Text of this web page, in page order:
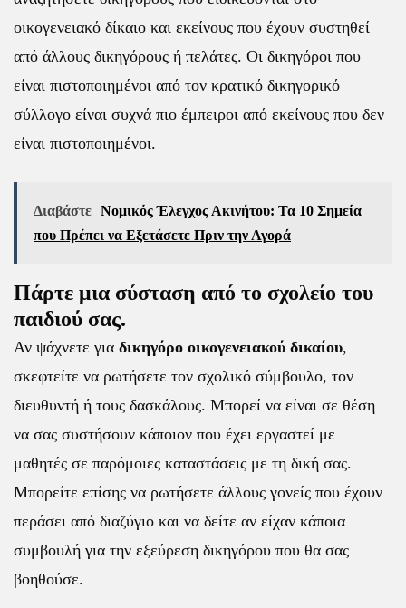
οικογενειακό δίκαιο και εκείνους που έχουν συστηθεί
από άλλους δικηγόρους ή πελάτες. Οι δικηγόροι που
είναι πιστοποιημένοι από τον κρατικό δικηγορικό
σύλλογο είναι συχνά πιο έμπειροι από εκείνους που δεν
είναι πιστοποιημένοι.
Διαβάστε Νομικός Έλεγχος Ακινήτου: Τα 10 Σημεία
που Πρέπει να Εξετάσετε Πριν την Αγορά
Πάρτε μια σύσταση από το σχολείο του
παιδιού σας.
Αν ψάχνετε για δικηγόρο οικογενειακού δικαίου,
σκεφτείτε να ρωτήσετε τον σχολικό σύμβουλο, τον
διευθυντή ή τους δασκάλους. Μπορεί να είναι σε θέση
να σας συστήσουν κάποιον που έχει εργαστεί με
μαθητές σε παρόμοιες καταστάσεις με τη δική σας.
Μπορείτε επίσης να ρωτήσετε άλλους γονείς που έχουν
περάσει από διαζύγιο και να δείτε αν είχαν κάποια
συμβουλή για την εξεύρεση δικηγόρου που θα σας
βοηθούσε.